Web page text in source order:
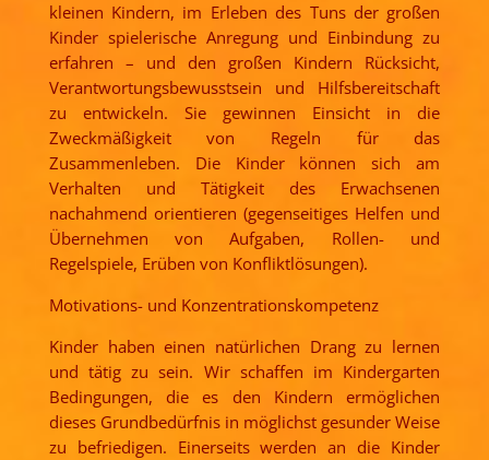
kleinen Kindern, im Erleben des Tuns der großen
Kinder spielerische Anregung und Einbindung zu
erfahren – und den großen Kindern Rücksicht,
Verantwortungsbewusstsein und Hilfsbereitschaft
zu entwickeln. Sie gewinnen Einsicht in die
Zweckmäßigkeit von Regeln für das
Zusammenleben. Die Kinder können sich am
Verhalten und Tätigkeit des Erwachsenen
nachahmend orientieren (gegenseitiges Helfen und
Übernehmen von Aufgaben, Rollen- und
Regelspiele, Erüben von Konfliktlösungen).
Motivations- und Konzentrationskompetenz
Kinder haben einen natürlichen Drang zu lernen
und tätig zu sein. Wir schaffen im Kindergarten
Bedingungen, die es den Kindern ermöglichen
dieses Grundbedürfnis in möglichst gesunder Weise
zu befriedigen. Einerseits werden an die Kinder